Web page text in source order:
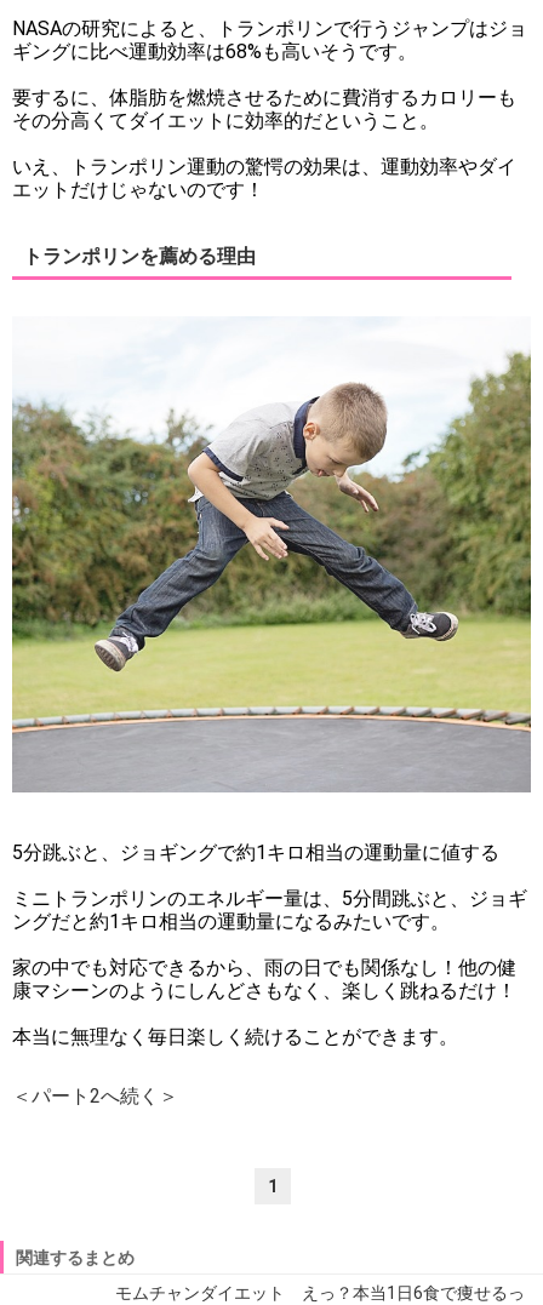
NASAの研究によると、トランポリンで行うジャンプはジョ
ギングに比べ運動効率は68%も高いそうです。
要するに、体脂肪を燃焼させるために費消するカロリーも
その分高くてダイエットに効率的だということ。
いえ、トランポリン運動の驚愕の効果は、運動効率やダイ
エットだけじゃないのです！
トランポリンを薦める理由
5分跳ぶと、ジョギングで約1キロ相当の運動量に値する
ミニトランポリンのエネルギー量は、5分間跳ぶと、ジョギ
ングだと約1キロ相当の運動量になるみたいです。
家の中でも対応できるから、雨の日でも関係なし！他の健
康マシーンのようにしんどさもなく、楽しく跳ねるだけ！
本当に無理なく毎日楽しく続けることができます。
＜パート2へ続く＞
1
関連するまとめ
モムチャンダイエット えっ？本当1日6食で痩せるっ